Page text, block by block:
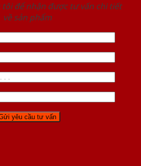
tôi để nhận được tư vấn chi tiết
về sản phẩm